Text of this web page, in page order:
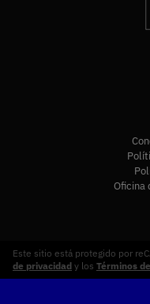
Oficina
Este sitio está protegido por
de privacidad y los Términos